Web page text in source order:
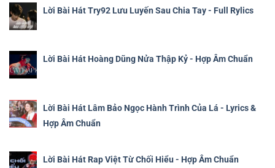
Lời Bài Hát Try92 Lưu Luyến Sau Chia Tay - Full Rylics
Lời Bài Hát Hoàng Dũng Nửa Thập Kỷ - Hợp Âm Chuẩn
Lời Bài Hát Lâm Bảo Ngọc Hành Trình Của Lá - Lyrics &
Hợp Âm Chuẩn
Lời Bài Hát Rap Việt Từ Chối Hiểu - Hợp Âm Chuẩn